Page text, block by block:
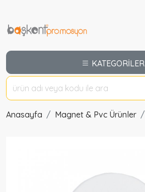
KATEGORİLER
Anasayfa Magnet & Pvc Ürünler